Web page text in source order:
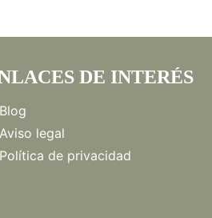
DE INTERÉS
Blog
Aviso legal
Política de privacidad